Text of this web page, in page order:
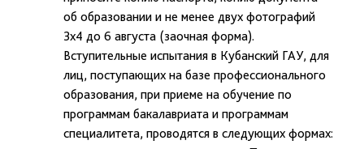
об образовании и не менее двух фотографий
3х4 до 6 августа (заочная форма).
Вступительные испытания в Кубанский ГАУ, для
лиц, поступающих на базе профессионального
образования, при приеме на обучение по
программам бакалавриата и программам
специалитета, проводятся в следующих формах: